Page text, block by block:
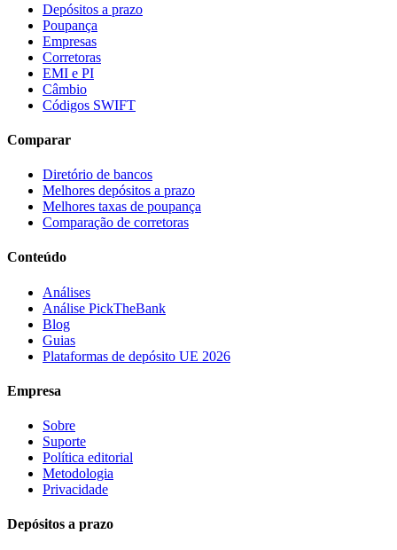
Depósitos a prazo
Poupança
Empresas
Corretoras
EMI e PI
Câmbio
Códigos SWIFT
Comparar
Diretório de bancos
Melhores depósitos a prazo
Melhores taxas de poupança
Comparação de corretoras
Conteúdo
Análises
Análise PickTheBank
Blog
Guias
Plataformas de depósito UE 2026
Empresa
Sobre
Suporte
Política editorial
Metodologia
Privacidade
Depósitos a prazo